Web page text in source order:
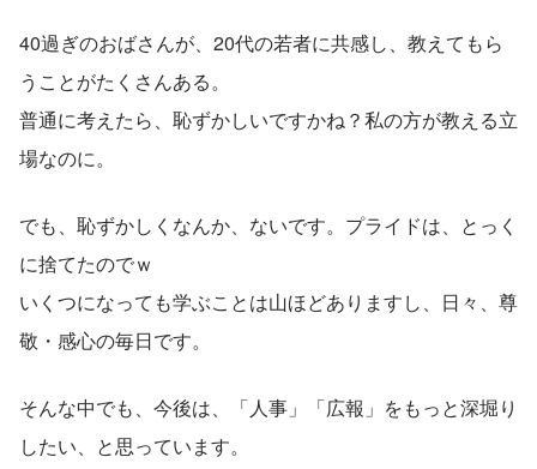
40過ぎのおばさんが、20代の若者に共感し、教えてもら
うことがたくさんある。
普通に考えたら、恥ずかしいですかね？私の方が教える立
場なのに。
でも、恥ずかしくなんか、ないです。プライドは、とっく
に捨てたのでｗ
いくつになっても学ぶことは山ほどありますし、日々、尊
敬・感心の毎日です。
そんな中でも、今後は、「人事」「広報」をもっと深堀り
したい、と思っています。